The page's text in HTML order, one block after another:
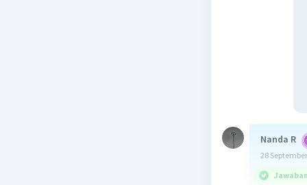
Nanda R
28